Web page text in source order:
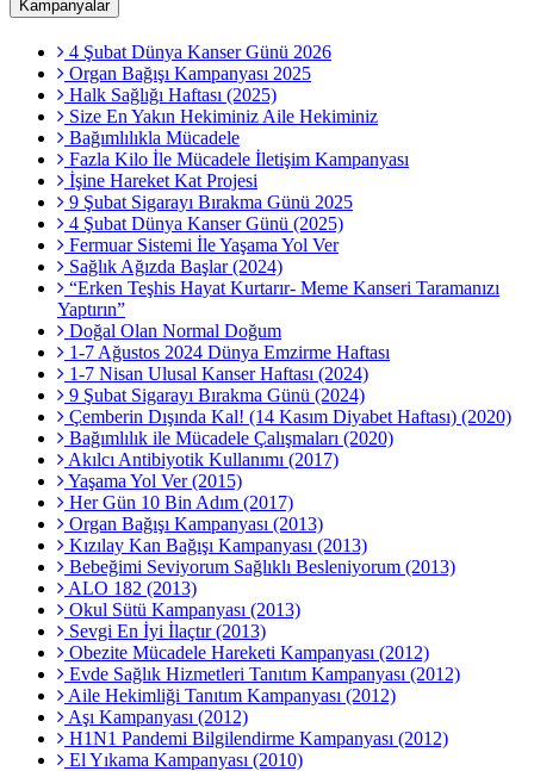
Kampanyalar
4 Şubat Dünya Kanser Günü 2026
Organ Bağışı Kampanyası 2025
Halk Sağlığı Haftası (2025)
Size En Yakın Hekiminiz Aile Hekiminiz
Bağımlılıkla Mücadele
Fazla Kilo İle Mücadele İletişim Kampanyası
İşine Hareket Kat Projesi
9 Şubat Sigarayı Bırakma Günü 2025
4 Şubat Dünya Kanser Günü (2025)
Fermuar Sistemi İle Yaşama Yol Ver
Sağlık Ağızda Başlar (2024)
“Erken Teşhis Hayat Kurtarır- Meme Kanseri Taramanızı
Yaptırın”
Doğal Olan Normal Doğum
1-7 Ağustos 2024 Dünya Emzirme Haftası
1-7 Nisan Ulusal Kanser Haftası (2024)
9 Şubat Sigarayı Bırakma Günü (2024)
Çemberin Dışında Kal! (14 Kasım Diyabet Haftası) (2020)
Bağımlılık ile Mücadele Çalışmaları (2020)
Akılcı Antibiyotik Kullanımı (2017)
Yaşama Yol Ver (2015)
Her Gün 10 Bin Adım (2017)
Organ Bağışı Kampanyası (2013)
Kızılay Kan Bağışı Kampanyası (2013)
Bebeğimi Seviyorum Sağlıklı Besleniyorum (2013)
ALO 182 (2013)
Okul Sütü Kampanyası (2013)
Sevgi En İyi İlaçtır (2013)
Obezite Mücadele Hareketi Kampanyası (2012)
Evde Sağlık Hizmetleri Tanıtım Kampanyası (2012)
Aile Hekimliği Tanıtım Kampanyası (2012)
Aşı Kampanyası (2012)
H1N1 Pandemi Bilgilendirme Kampanyası (2012)
El Yıkama Kampanyası (2010)